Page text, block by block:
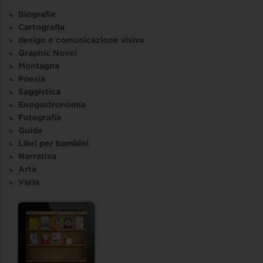
Biografie
Cartografia
design e comunicazione visiva
Graphic Novel
Montagna
Poesia
Saggistica
Enogastronomia
Fotografia
Guide
Libri per bambini
Narrativa
Arte
Varia